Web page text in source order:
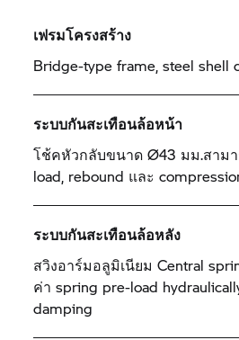
เฟรมโครงสร้าง
Bridge-type frame, steel shell
ระบบกันสะเทือนล้อหน้า
โช้คหัวกลับขนาด Ø43 มม.สาม
load, rebound และ
ระบบกันสะเทือนล้อหลัง
สวิงอาร์มอลูมิเนียม Central
ค่า spring pre-load
damping